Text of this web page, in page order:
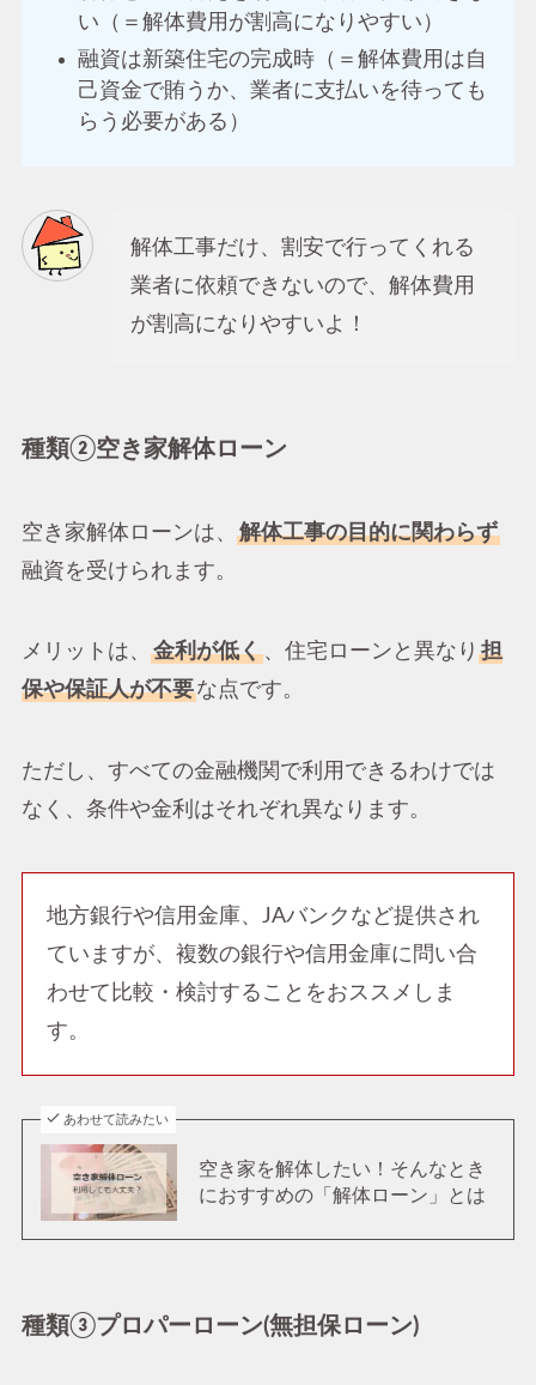
い（＝解体費用が割高になりやすい）
融資は新築住宅の完成時（＝解体費用は自
己資金で賄うか、業者に支払いを待っても
らう必要がある）
解体工事だけ、割安で行ってくれる
業者に依頼できないので、解体費用
が割高になりやすいよ！
種類②空き家解体ローン
空き家解体ローンは、
解体工事の目的に関わらず
融資を受けられます。
メリットは、 金利が低く、住宅ローンと異なり 担
保や保証人が不要な点です。
ただし、すべての金融機関で利用できるわけでは
なく、条件や金利はそれぞれ異なります。
地方銀行や信用金庫、JAバンクなど提供され
ていますが、複数の銀行や信用金庫に問い合
わせて比較・検討することをおススメしま
す。
あわせて読みたい
空き家を解体したい！そんなとき
におすすめの「解体ローン」とは
種類③プロパーローン(無担保ローン)